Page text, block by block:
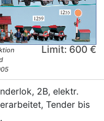
Limit: 600 €
2B, elektr.
Tender bis